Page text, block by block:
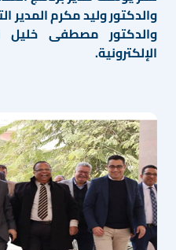
والدكتور وليد مكرم المدير
والدكتور مصطفى خليل
الإلكترونية.